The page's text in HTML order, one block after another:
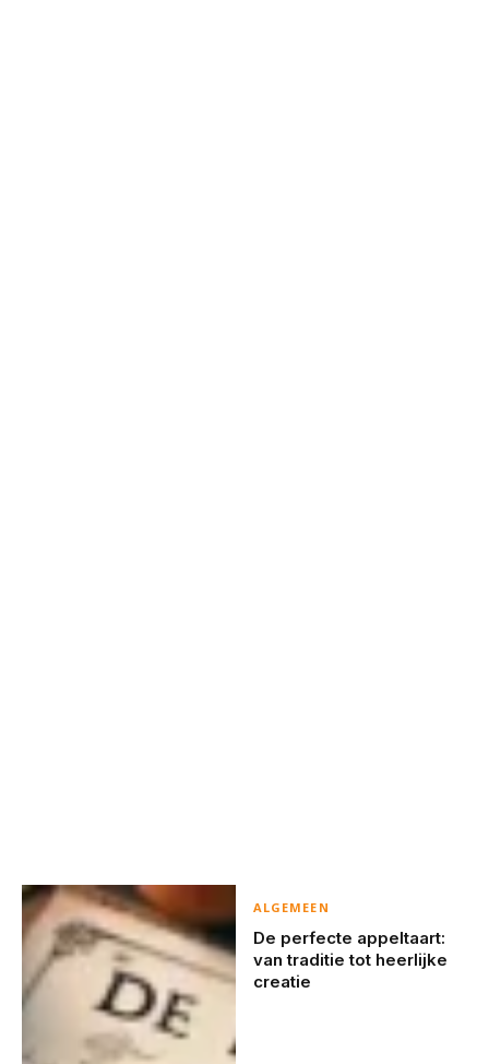
ALGEMEEN
De perfecte appeltaart:
van traditie tot heerlijke
creatie